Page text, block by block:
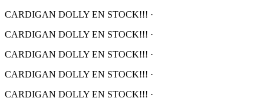
CARDIGAN DOLLY EN STOCK!!! ·
CARDIGAN DOLLY EN STOCK!!! ·
CARDIGAN DOLLY EN STOCK!!! ·
CARDIGAN DOLLY EN STOCK!!! ·
CARDIGAN DOLLY EN STOCK!!! ·